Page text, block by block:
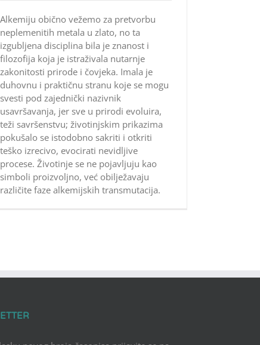
Alkemiju obično vežemo za pretvorbu
neplemenitih metala u zlato, no ta
izgubljena disciplina bila je znanost i
filozofija koja je istraživala nutarnje
zakonitosti prirode i čovjeka. Imala je
duhovnu i praktičnu stranu koje se mogu
svesti pod zajednički nazivnik
usavršavanja, jer sve u prirodi evoluira,
teži savršenstvu; životinjskim prikazima
pokušalo se istodobno sakriti i otkriti
teško izrecivo, evocirati nevidljive
procese. Životinje se ne pojavljuju kao
simboli proizvoljno, već obilježavaju
različite faze alkemijskih transmutacija.